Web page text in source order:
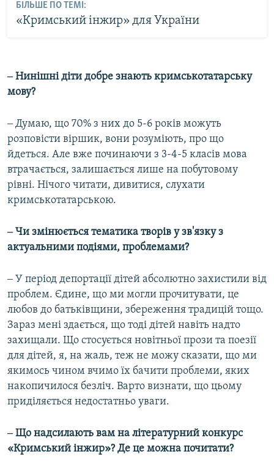
БІЛЬШЕ ПО ТЕМІ:
«Кримський інжир» для України
‒ Нинішні діти добре знають кримськотатарську
мову?
‒ Думаю, що 70% з них до 5-6 років можуть
розповісти віршик, вони розуміють, про що
йдеться. Але вже починаючи з 3-4-5 класів мова
втрачається, залишається лише на побутовому
рівні. Нічого читати, дивитися, слухати
кримськотатарською.
‒ Чи змінюється тематика творів у зв'язку з
актуальними подіями, проблемами?
‒ У період депортації дітей абсолютно захистили від
проблем. Єдине, що ми могли прочитувати, це
любов до батьківщини, збереження традицій тощо.
Зараз мені здається, що тоді дітей навіть надто
захищали. Що стосується новітньої прози та поезії
для дітей, я, на жаль, теж не можу сказати, що ми
якимось чином вчимо їх бачити проблеми, яких
накопичилося безліч. Варто визнати, що цьому
приділяється недостатньо уваги.
‒ Що надсилають вам на літературний конкурс
«Кримський інжир»? Де це можна почитати?